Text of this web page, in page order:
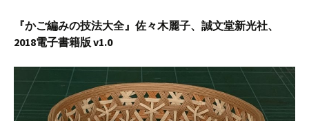
『かご編みの技法大全』佐々木麗子、誠文堂新光社、
2018電子書籍版 v1.0